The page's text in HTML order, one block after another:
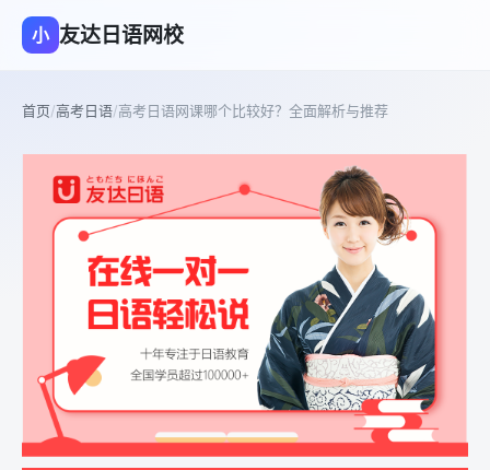
小 友达日语网校
首页/高考日语/高考日语网课哪个比较好？全面解析与推荐